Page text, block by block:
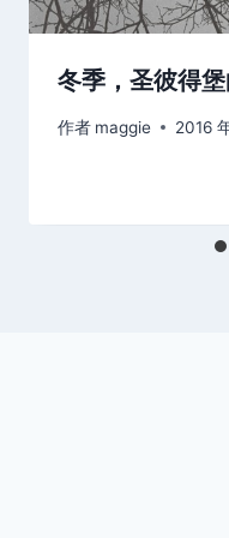
冬季，圣彼得
作者 maggie 2016